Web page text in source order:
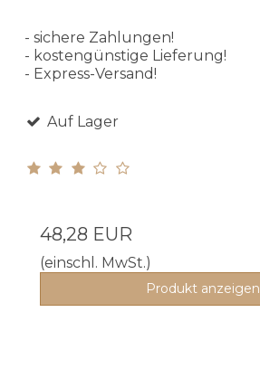
- sichere Zahlungen!
- kostengünstige Lieferung!
- Express-Versand!
Auf Lager
48,28 EUR
(einschl. MwSt.)
Produkt anzeigen